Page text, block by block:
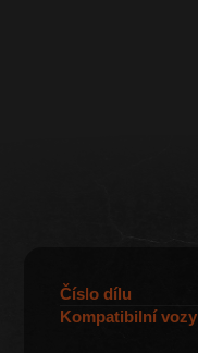
Číslo dílu
Kompatibilní vozy